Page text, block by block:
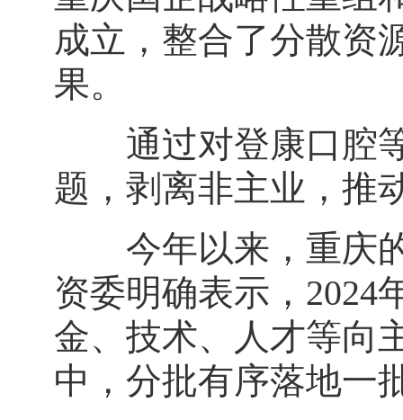
成立，整合了分散资
果。
通过对登康口腔等
题，剥离非主业，推
今年以来，重庆的
资委明确表示，2024
金、技术、人才等向
中，分批有序落地一